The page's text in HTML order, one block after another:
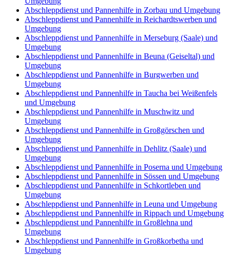
Abschleppdienst und Pannenhilfe in Zorbau und Umgebung
Abschleppdienst und Pannenhilfe in Reichardtswerben und
Umgebung
Abschleppdienst und Pannenhilfe in Merseburg (Saale) und
Umgebung
Abschleppdienst und Pannenhilfe in Beuna (Geiseltal) und
Umgebung
Abschleppdienst und Pannenhilfe in Burgwerben und
Umgebung
Abschleppdienst und Pannenhilfe in Taucha bei Weißenfels
und Umgebung
Abschleppdienst und Pannenhilfe in Muschwitz und
Umgebung
Abschleppdienst und Pannenhilfe in Großgörschen und
Umgebung
Abschleppdienst und Pannenhilfe in Dehlitz (Saale) und
Umgebung
Abschleppdienst und Pannenhilfe in Poserna und Umgebung
Abschleppdienst und Pannenhilfe in Sössen und Umgebung
Abschleppdienst und Pannenhilfe in Schkortleben und
Umgebung
Abschleppdienst und Pannenhilfe in Leuna und Umgebung
Abschleppdienst und Pannenhilfe in Rippach und Umgebung
Abschleppdienst und Pannenhilfe in Großlehna und
Umgebung
Abschleppdienst und Pannenhilfe in Großkorbetha und
Umgebung